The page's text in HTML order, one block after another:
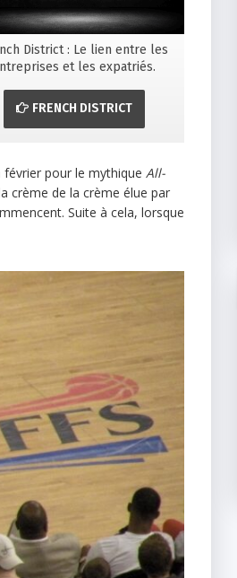
District : Le lien entre les
et les expatriés.
FRENCH DISTRICT
février pour le mythique All-
crème de la crème élue par
Suite à cela, lorsque